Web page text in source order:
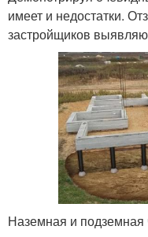
имеет и недостатки.
застройщиков
Наземная и